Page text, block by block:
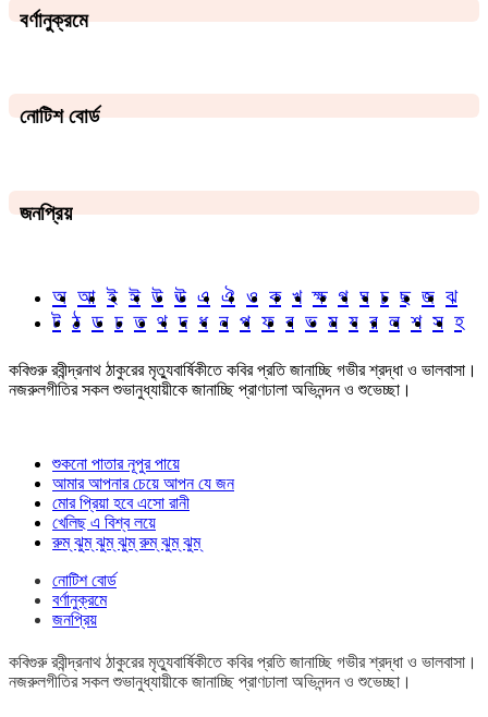
বর্ণানুক্রমে
নোটিশ বোর্ড
জনপ্রিয়
অ আ ই ঈ উ ঊ এ ঐ ও ক খ ক্ষ গ ঘ চ ছ জ ঝ
ট ঠ ড ঢ ত থ দ ধ ন প ফ ব ভ ম য র ল শ স হ
কবিগুরু রবীন্দ্রনাথ ঠাকুরের মৃত্যুবার্ষিকীতে কবির প্রতি জানাচ্ছি গভীর শ্রদ্ধা ও ভালবাসা।
নজরুলগীতির সকল শুভানুধ্যায়ীকে জানাচ্ছি প্রাণঢালা অভিনন্দন ও শুভেচ্ছা।
শুকনো পাতার নূপুর পায়ে
আমার আপনার চেয়ে আপন যে জন
মোর প্রিয়া হবে এসো রানী
খেলিছ এ বিশ্ব লয়ে
রুম্ ঝুম্ ঝুম্ ঝুম্ রুম্ ঝুম্ ঝুম্
নোটিশ বোর্ড
বর্ণানুক্রমে
জনপ্রিয়
কবিগুরু রবীন্দ্রনাথ ঠাকুরের মৃত্যুবার্ষিকীতে কবির প্রতি জানাচ্ছি গভীর শ্রদ্ধা ও ভালবাসা।
নজরুলগীতির সকল শুভানুধ্যায়ীকে জানাচ্ছি প্রাণঢালা অভিনন্দন ও শুভেচ্ছা।